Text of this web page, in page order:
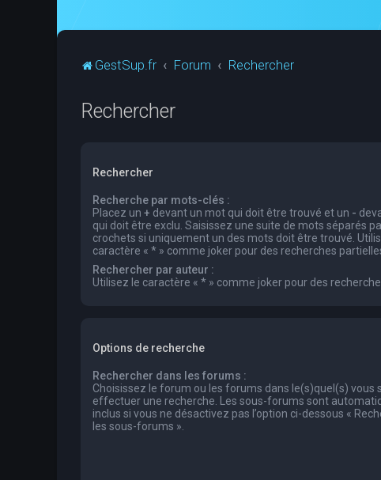
GestSup.fr Forum Rechercher
Rechercher
Rechercher
Recherche par mots-clés :
Placez un + devant un mot qui doit être trouvé et un -
qui doit être exclu. Saisissez une suite de mots séparés
crochets si uniquement un des mots doit être trouvé.
caractère « * » comme joker pour des recherches
Rechercher par auteur :
Utilisez le caractère « * » comme joker pour des
Options de recherche
Rechercher dans les forums :
Choisissez le forum ou les forums dans le(s)quel(s) vous
effectuer une recherche. Les sous-forums sont
inclus si vous ne désactivez pas l’option ci-dessous «
les sous-forums ».